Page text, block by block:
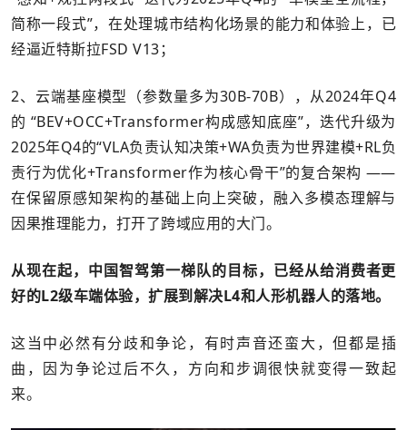
简称一段式”，在处理城市结构化场景的能力和体验上，已
经逼近特斯拉FSD V13；
2、云端基座模型（参数量多为30B-70B），从2024年Q4
的 “BEV+OCC+Transformer构成感知底座”，迭代升级为
2025年Q4的“VLA负责认知决策+WA负责为世界建模+RL负
责行为优化+Transformer作为核心骨干”的复合架构 ——
在保留原感知架构的基础上向上突破，融入多模态理解与
因果推理能力，打开了跨域应用的大门。
从现在起，中国智驾第一梯队的目标，已经从给消费者更
好的L2级车端体验，扩展到解决L4和人形机器人的落地。
这当中必然有分歧和争论，有时声音还蛮大，但都是插
曲，因为争论过后不久，方向和步调很快就变得一致起
来。